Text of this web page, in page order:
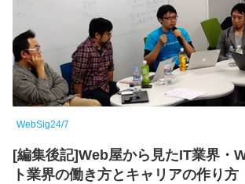
WebSig24/7
[編集後記]Web屋から見たIT業界・
ト業界の働き方とキャリアの作り方